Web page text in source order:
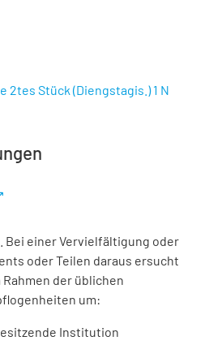
2tes Stück (Diengstagis.) 1 N
Bei einer Vervielfältigung oder
oder Teilen daraus ersucht
Rahmen der üblichen
um:
Institution